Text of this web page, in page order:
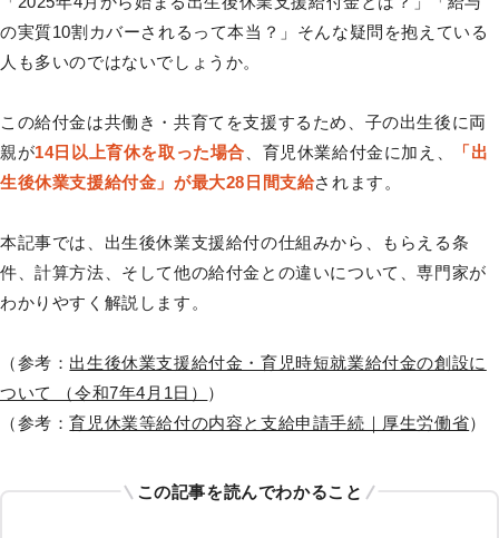
の実質10割カバーされるって本当？」そんな疑問を抱えている
人も多いのではないでしょうか。
この給付金は共働き・共育てを支援するため、子の出生後に両
親が14日以上育休を取った場合 、育児休業給付金に加え、
「出
生後休業支援給付金」が最大28日間支給されます。
本記事では、出生後休業支援給付の仕組みから、もらえる条
件、計算方法、そして他の給付金との違いについて、専門家が
わかりやすく解説します。
（参考： 出生後休業支援給付金・育児時短就業給付金の創設に
ついて （令和7年4月1日） ）
（参考：育児休業等給付の内容と支給申請手続｜厚生労働省）
この記事を読んでわかること